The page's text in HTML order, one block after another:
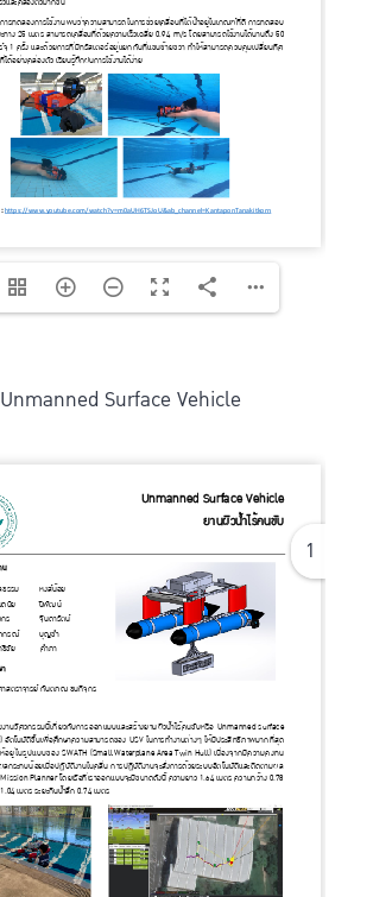
Unmanned Surface Vehicle
1